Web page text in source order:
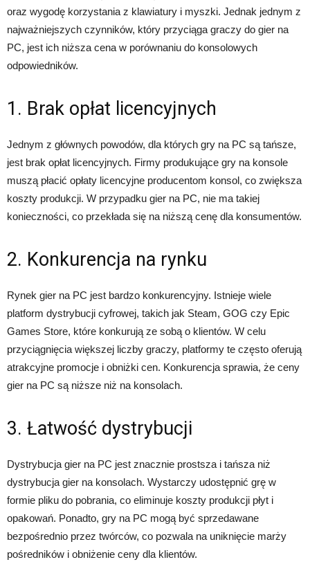
oraz wygodę korzystania z klawiatury i myszki. Jednak jednym z
najważniejszych czynników, który przyciąga graczy do gier na
PC, jest ich niższa cena w porównaniu do konsolowych
odpowiedników.
1. Brak opłat licencyjnych
Jednym z głównych powodów, dla których gry na PC są tańsze,
jest brak opłat licencyjnych. Firmy produkujące gry na konsole
muszą płacić opłaty licencyjne producentom konsol, co zwiększa
koszty produkcji. W przypadku gier na PC, nie ma takiej
konieczności, co przekłada się na niższą cenę dla konsumentów.
2. Konkurencja na rynku
Rynek gier na PC jest bardzo konkurencyjny. Istnieje wiele
platform dystrybucji cyfrowej, takich jak Steam, GOG czy Epic
Games Store, które konkurują ze sobą o klientów. W celu
przyciągnięcia większej liczby graczy, platformy te często oferują
atrakcyjne promocje i obniżki cen. Konkurencja sprawia, że ceny
gier na PC są niższe niż na konsolach.
3. Łatwość dystrybucji
Dystrybucja gier na PC jest znacznie prostsza i tańsza niż
dystrybucja gier na konsolach. Wystarczy udostępnić grę w
formie pliku do pobrania, co eliminuje koszty produkcji płyt i
opakowań. Ponadto, gry na PC mogą być sprzedawane
bezpośrednio przez twórców, co pozwala na uniknięcie marży
pośredników i obniżenie ceny dla klientów.